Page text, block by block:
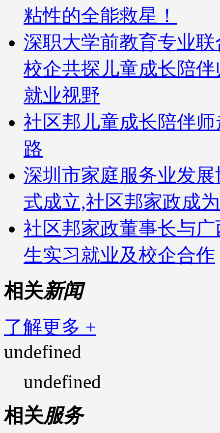
粘性的全能救星！
深职大学前教育专业
校企共探儿童成长陪
就业视野
社区邦儿童成长陪伴
路
深圳市家庭服务业发
式成立,社区邦家政成
社区邦家政董事长与
生实习就业及校企合作
相关新闻
了解更多 +
undefined
undefined
相关服务